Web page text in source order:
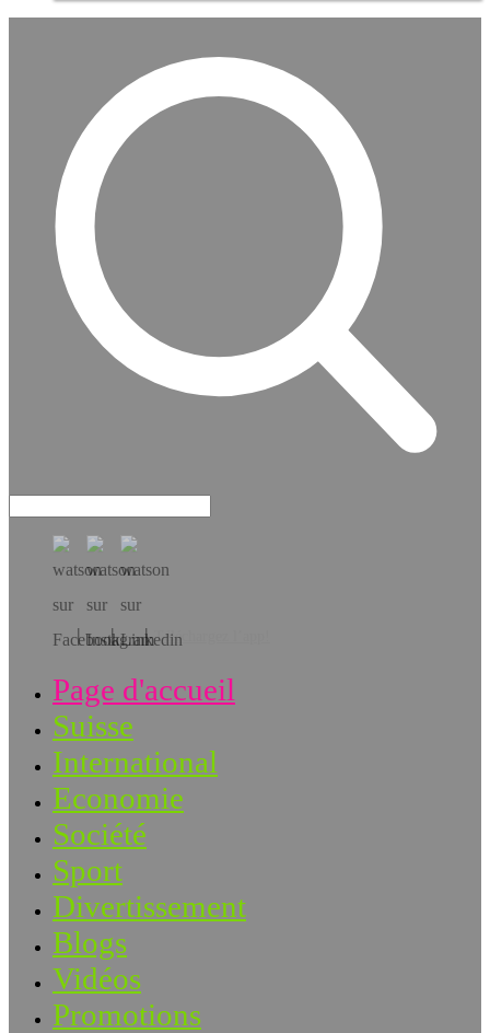
Téléchargez l’app!
Page d'accueil
Suisse
International
Economie
Société
Sport
Divertissement
Blogs
Vidéos
Promotions